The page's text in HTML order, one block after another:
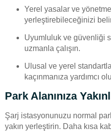
Yerel yasalar ve
yerleştirebileceğinizi
Uyumluluk ve güvenliği
uzmanla çalışın.
Ulusal ve yerel
kaçınmanıza yardımcı
Park Alanınıza
Şarj istasyonunuzu normal
yakın yerleştirin. Daha kısa